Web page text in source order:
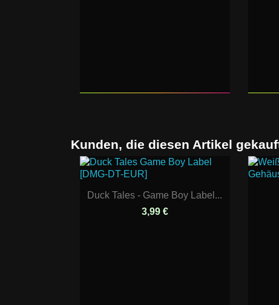
Kunden, die diesen Artikel
Duck Tales - Game Boy Label...
3,99 €